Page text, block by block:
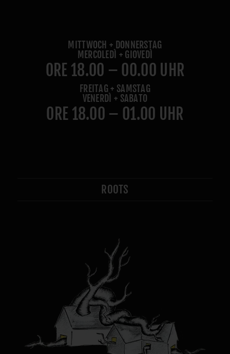
MITTWOCH + DONNERSTAG
MERCOLEDÌ + GIOVEDÌ
ORE 18.00 – 00.00 UHR
FREITAG + SAMSTAG
VENERDÌ + SABATO
ORE 18.00 – 01.00 UHR
ROOTS